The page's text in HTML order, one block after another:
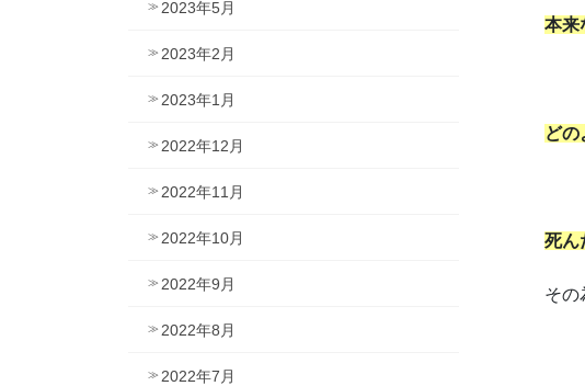
本来
ど
死ん
その
2023年5月
2023年2月
2023年1月
2022年12月
2022年11月
2022年10月
2022年9月
2022年8月
2022年7月